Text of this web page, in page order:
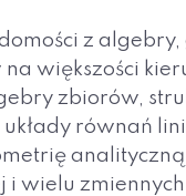
z
większości
zbiorów,
równań
wielu